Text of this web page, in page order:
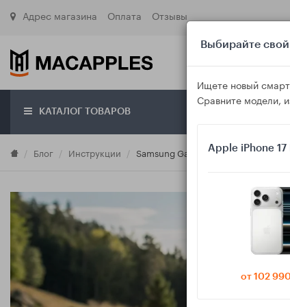
Адрес магазина Оплата Отзывы
КАТАЛОГ ТОВАРОВ
Блог Инструкции Samsung Galaxy плохо ловит сеть
Выбирайте
Ищете новый
Сравните модели,
Apple iPhone 17
от 102